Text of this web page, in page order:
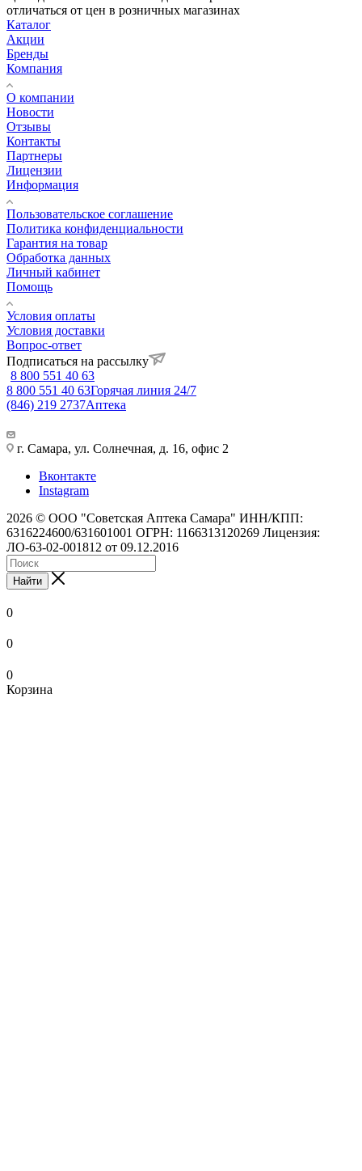
отличаться от цен в розничных магазинах
Каталог
Акции
Бренды
Компания
О компании
Новости
Отзывы
Контакты
Партнеры
Лицензии
Информация
Пользовательское соглашение
Политика конфиденциальности
Гарантия на товар
Обработка данных
Личный кабинет
Помощь
Условия оплаты
Условия доставки
Вопрос-ответ
Подписаться на рассылку
8 800 551 40 63
8 800 551 40 63Горячая линия 24/7
(846) 219 2737Аптека
г. Самара, ул. Солнечная, д. 16, офис 2
Вконтакте
Instagram
2026 © ООО "Советская Аптека Самара" ИНН/КПП:
6316224600/631601001 ОГРН: 1166313120269 Лицензия:
ЛО-63-02-001812 от 09.12.2016
Найти
0
0
0
Корзина